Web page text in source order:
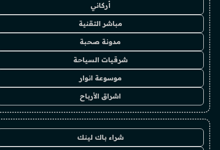
أركاني
مباشر التقنية
مدونة صحبة
شرقيات السياحة
موسوعة انوار
اشراق الأرباح
شراء باك لينك